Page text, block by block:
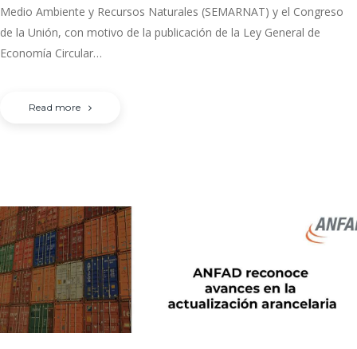
Medio Ambiente y Recursos Naturales (SEMARNAT) y el Congreso
de la Unión, con motivo de la publicación de la Ley General de
Economía Circular…
Read more